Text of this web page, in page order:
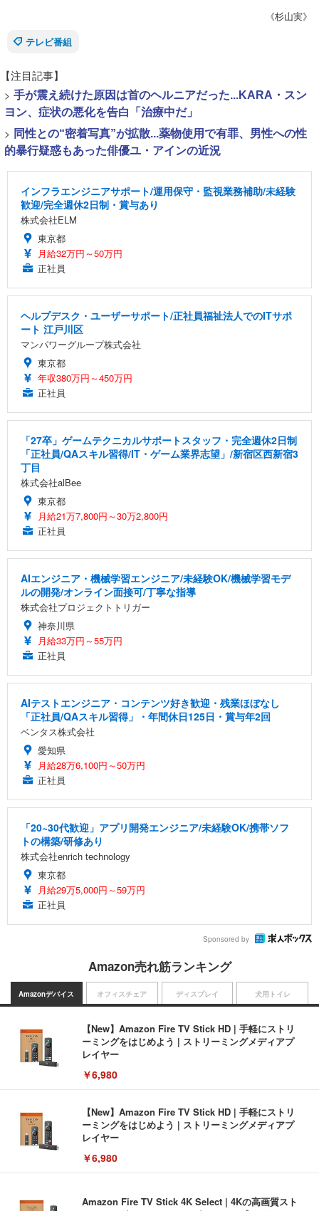
《杉山実》
テレビ番組
【注目記事】
> 手が震え続けた原因は首のヘルニアだった...KARA・スン
ヨン、症状の悪化を告白「治療中だ」
> 同性との“密着写真”が拡散...薬物使用で有罪、男性への性
的暴行疑惑もあった俳優ユ・アインの近況
インフラエンジニアサポート/運用保守・監視業務補助/未経験
歓迎/完全週休2日制・賞与あり
株式会社ELM
東京都
月給32万円～50万円
正社員
ヘルプデスク・ユーザーサポート/正社員福祉法人でのITサポ
ート 江戸川区
マンパワーグループ株式会社
東京都
年収380万円～450万円
正社員
「27卒」ゲームテクニカルサポートスタッフ・完全週休2日制
「正社員/QAスキル習得/IT・ゲーム業界志望」/新宿区西新宿3
丁目
株式会社alBee
東京都
月給21万7,800円～30万2,800円
正社員
AIエンジニア・機械学習エンジニア/未経験OK/機械学習モデ
ルの開発/オンライン面接可/丁寧な指導
株式会社プロジェクトトリガー
神奈川県
月給33万円～55万円
正社員
AIテストエンジニア・コンテンツ好き歓迎・残業ほぼなし
「正社員/QAスキル習得」・年間休日125日・賞与年2回
ベンタス株式会社
愛知県
月給28万6,100円～50万円
正社員
「20~30代歓迎」アプリ開発エンジニア/未経験OK/携帯ソフ
トの構築/研修あり
株式会社enrich technology
東京都
月給29万5,000円～59万円
正社員
Sponsored by
Amazon売れ筋ランキング
Amazonデバイス
【New】Amazon Fire TV Stick HD | 手軽にストリ
ーミングをはじめよう | ストリーミングメディアプ
レイヤー
￥6,980
【New】Amazon Fire TV Stick HD | 手軽にストリ
ーミングをはじめよう | ストリーミングメディアプ
レイヤー
￥6,980
Amazon Fire TV Stick 4K Select | 4Kの高画質スト
オフィスチェア ディスプレイ 犬用トイレ